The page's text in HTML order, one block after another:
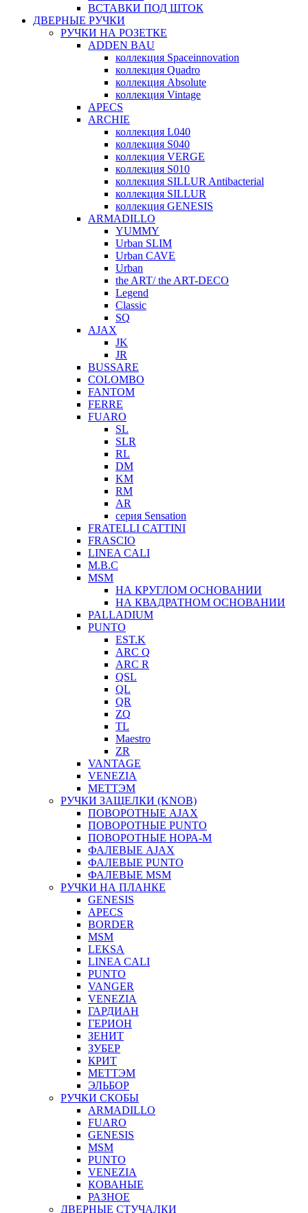
ВСТАВКИ ПОД ШТОК
ДВЕРНЫЕ РУЧКИ
РУЧКИ НА РОЗЕТКЕ
ADDEN BAU
коллекция Spaceinnovation
коллекция Quadro
коллекция Absolute
коллекция Vintage
APECS
ARCHIE
коллекция L040
коллекция S040
коллекция VERGE
коллекция S010
коллекция SILLUR Antibacterial
коллекция SILLUR
коллекция GENESIS
ARMADILLO
YUMMY
Urban SLIM
Urban CAVE
Urban
the ART/ the ART-DECO
Legend
Classic
SQ
AJAX
JK
JR
BUSSARE
COLOMBO
FANTOM
FERRE
FUARO
SL
SLR
RL
DM
KM
RM
AR
серия Sensation
FRATELLI CATTINI
FRASCIO
LINEA CALI
M.B.C
MSM
НА КРУГЛОМ ОСНОВАНИИ
НА КВАДРАТНОМ ОСНОВАНИИ
PALLADIUM
PUNTO
EST.K
ARC Q
ARC R
QSL
QL
QR
ZQ
TL
Maestro
ZR
VANTAGE
VENEZIA
МЕТТЭМ
РУЧКИ ЗАЩЕЛКИ (KNOB)
ПОВОРОТНЫЕ AJAX
ПОВОРОТНЫЕ PUNTO
ПОВОРОТНЫЕ НОРА-М
ФАЛЕВЫЕ AJAX
ФАЛЕВЫЕ PUNTO
ФАЛЕВЫЕ MSM
РУЧКИ НА ПЛАНКЕ
GENESIS
APECS
BORDER
MSM
LEKSA
LINEA CALI
PUNTO
VANGER
VENEZIA
ГАРДИАН
ГЕРИОН
ЗЕНИТ
ЗУБЕР
КРИТ
МЕТТЭМ
ЭЛЬБОР
РУЧКИ СКОБЫ
ARMADILLO
FUARO
GENESIS
MSM
PUNTO
VENEZIA
КОВАНЫЕ
РАЗНОЕ
ДВЕРНЫЕ СТУЧАЛКИ